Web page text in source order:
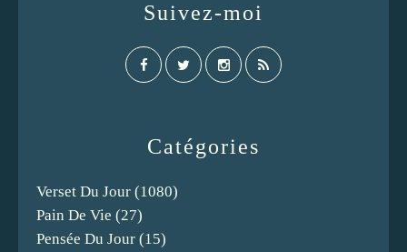
Catégories
Verset Du Jour (1080)
Pain De Vie (27)
Pensée Du Jour (15)
Suivez-moi